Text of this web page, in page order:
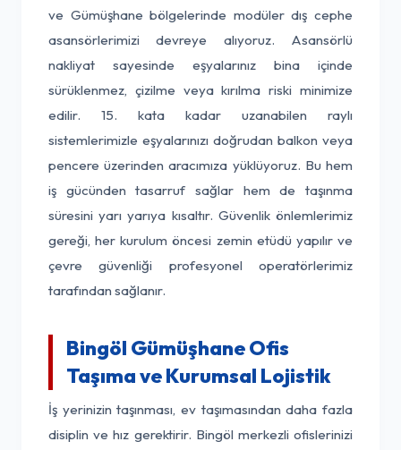
ve Gümüşhane bölgelerinde modüler dış cephe
asansörlerimizi devreye alıyoruz. Asansörlü
nakliyat sayesinde eşyalarınız bina içinde
sürüklenmez, çizilme veya kırılma riski minimize
edilir. 15. kata kadar uzanabilen raylı
sistemlerimizle eşyalarınızı doğrudan balkon veya
pencere üzerinden aracımıza yüklüyoruz. Bu hem
iş gücünden tasarruf sağlar hem de taşınma
süresini yarı yarıya kısaltır. Güvenlik önlemlerimiz
gereği, her kurulum öncesi zemin etüdü yapılır ve
çevre güvenliği profesyonel operatörlerimiz
tarafından sağlanır.
Bingöl Gümüşhane Ofis
Taşıma ve Kurumsal Lojistik
İş yerinizin taşınması, ev taşımasından daha fazla
disiplin ve hız gerektirir. Bingöl merkezli ofislerinizi